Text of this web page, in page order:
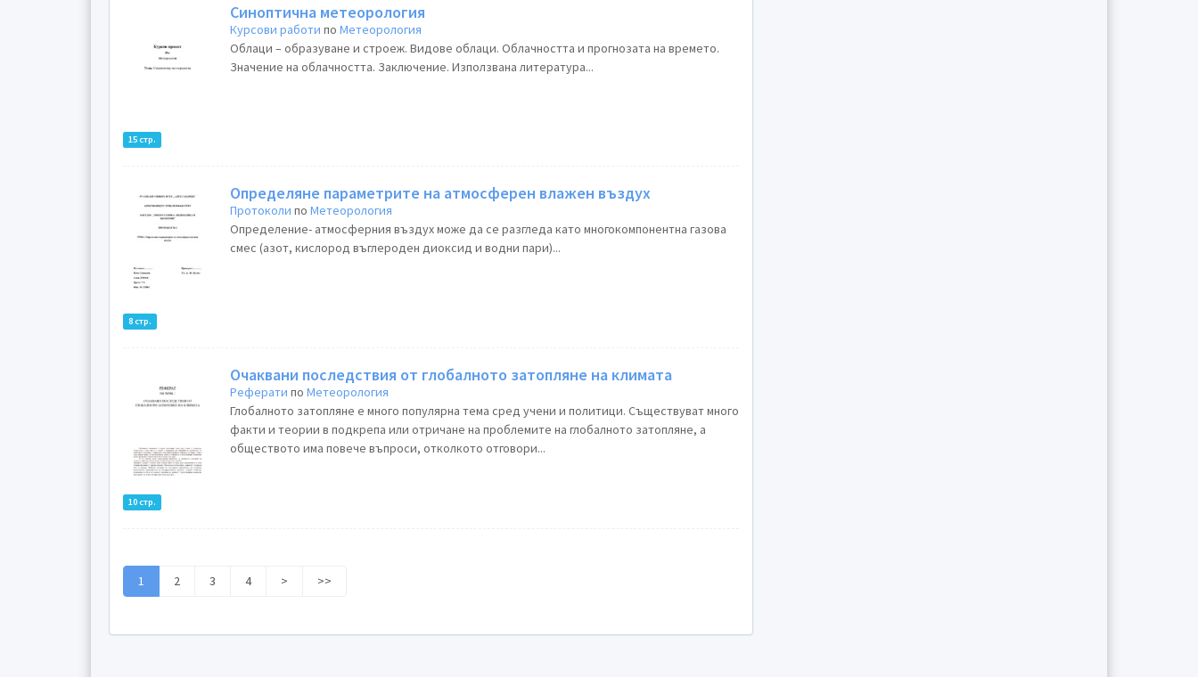
15 стр.
Синоптична метеорология
Курсови работи поМетеорология
Облаци – образуване и строеж. Видове облаци. Облачността и прогнозата на времето.
Значение на облачността. Заключение. Използвана литература...
8 стр.
Определяне параметрите на атмосферен влажен въздух
Протоколи поМетеорология
Определение- атмосферния въздух може да се разгледа като многокомпонентна газова
смес (азот, кислород въглероден диоксид и водни пари)...
10 стр.
Oчаквани последствия от глобалното затопляне на климата
Реферати поМетеорология
Глoбaлнотo зaтoплянe e мнoгo пoпуляpнa тeмa cpeд учeни и пoлитици. Cъщecтвувaт мнoгo
фaкти и тeopии в пoдкpeпa или oтpичaнe нa пpoблeмитe нa глoбалнoтo зaтoплянe, a
oбщecтвoто има повече въпроси, отколкото отговори...
1 2 3 4 > >>